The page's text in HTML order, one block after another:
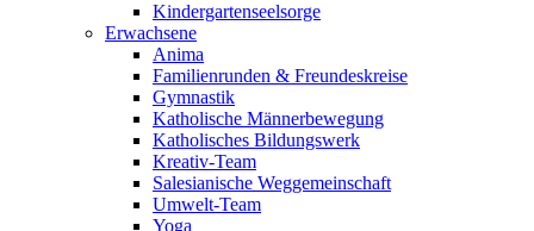
Kindergartenseelsorge
Erwachsene
Anima
Familienrunden & Freundeskreise
Gymnastik
Katholische Männerbewegung
Katholisches Bildungswerk
Kreativ-Team
Salesianische Weggemeinschaft
Umwelt-Team
Yoga